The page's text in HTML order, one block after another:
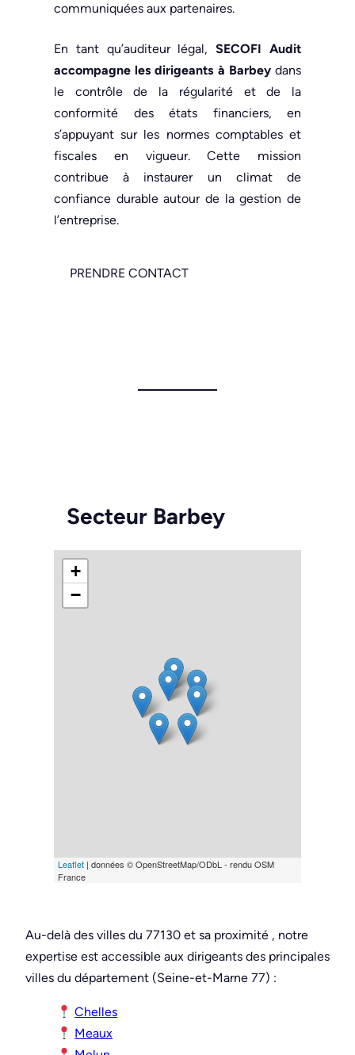
communiquées aux partenaires.
En tant qu’auditeur légal,SECOFI Audit
accompagne les dirigeants à Barbeydans
le contrôle de la régularité et de la
conformité des états financiers, en
s’appuyant sur les normes comptables et
fiscales en vigueur. Cette mission
contribue à instaurer un climat de
confiance durable autour de la gestion de
l’entreprise.
PRENDRE CONTACT
Secteur Barbey
+
−
Leaflet | données © OpenStreetMap/ODbL - rendu OSM
France
Au-delà des villes du 77130 et sa proximité , notre
expertise est accessible aux dirigeants des principales
villes du département (Seine-et-Marne 77) :
Chelles
Meaux